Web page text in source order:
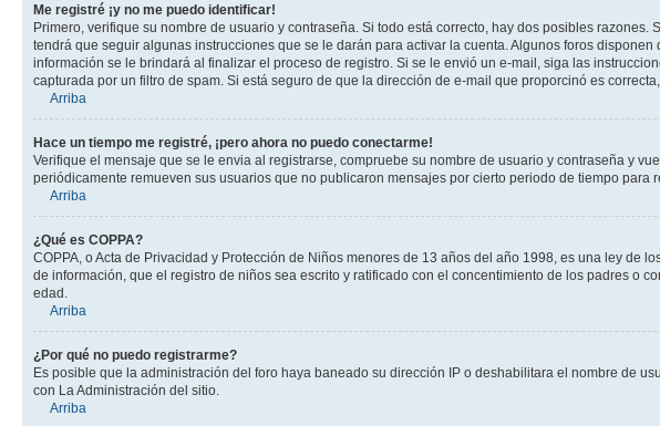
Me registré ¡y no me puedo identificar!
Primero, verifique su nombre de usuario y contraseña. Si todo está correcto, hay dos posibles
tendrá que seguir algunas instrucciones que se le darán para activar la cuenta. Algunos foros
información se le brindará al finalizar el proceso de registro. Si se le envió un e-mail, siga las
capturada por un filtro de spam. Si está seguro de que la dirección de e-mail que proporcinó es
Arriba
Hace un tiempo me registré, ¡pero ahora no puedo conectarme!
Verifique el mensaje que se le envia al registrarse, compruebe su nombre de usuario y contraseña y
periódicamente remueven sus usuarios que no publicaron mensajes por cierto periodo de tiempo
Arriba
¿Qué es COPPA?
COPPA, o Acta de Privacidad y Protección de Niños menores de 13 años del año 1998, es una ley
de información, que el registro de niños sea escrito y ratificado con el concentimiento de los padres o
edad.
Arriba
¿Por qué no puedo registrarme?
Es posible que la administración del foro haya baneado su dirección IP o deshabilitara el nombre de
con La Administración del sitio.
Arriba